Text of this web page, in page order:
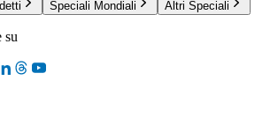
Speciali Mondiali Altri Speciali
su